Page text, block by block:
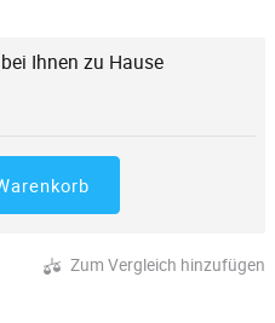
Ihnen zu Hause
Zum Vergleich hinzufügen